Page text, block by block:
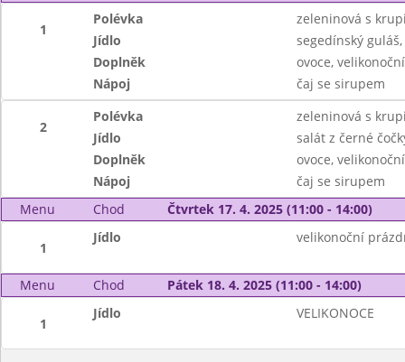
1
Polévka
zeleninová s
Jídlo
segedínský
Doplněk
ovoce,
Nápoj
čaj se sirupem
2
Polévka
zeleninová s
Jídlo
salát z černé
Doplněk
ovoce,
Nápoj
čaj se sirupem
Menu
Chod Čtvrtek 17. 4. 2025 (11:00 - 14:00)
1
Jídlo velikonoční
Menu Chod Pátek 18. 4. 2025 (11:00 - 14:00)
1
Jídlo VELIKONOCE